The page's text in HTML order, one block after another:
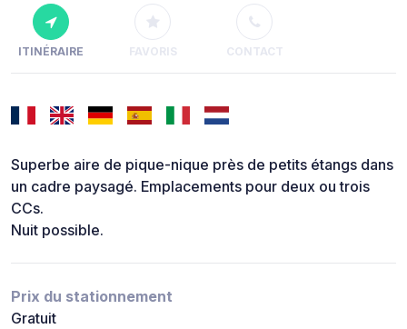
ITINÉRAIRE FAVORIS CONTACT
Superbe aire de pique-nique près de petits étangs dans
un cadre paysagé. Emplacements pour deux ou trois
CCs.
Nuit possible.
Prix du stationnement
Gratuit